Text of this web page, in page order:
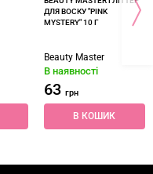
ДЛЯ ВОСКУ "PINK
MYSTERY" 10 Г
Beauty Master
В наявності
63 грн
В КОШИК